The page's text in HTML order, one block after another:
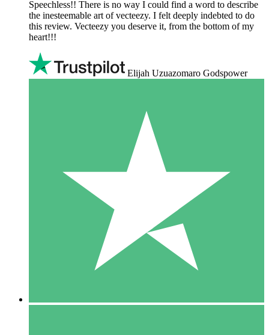
Speechless!! There is no way I could find a word to describe
the inesteemable art of vecteezy. I felt deeply indebted to do
this review. Vecteezy you deserve it, from the bottom of my
heart!!!
Elijah Uzuazomaro Godspower